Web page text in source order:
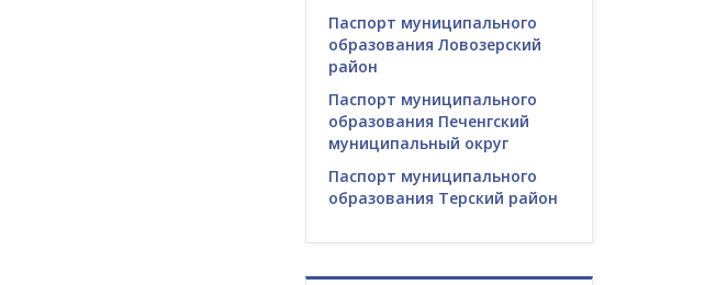
Паспорт муниципального
образования Ловозерский
район
Паспорт муниципального
образования Печенгский
муниципальный округ
Паспорт муниципального
образования Терский район